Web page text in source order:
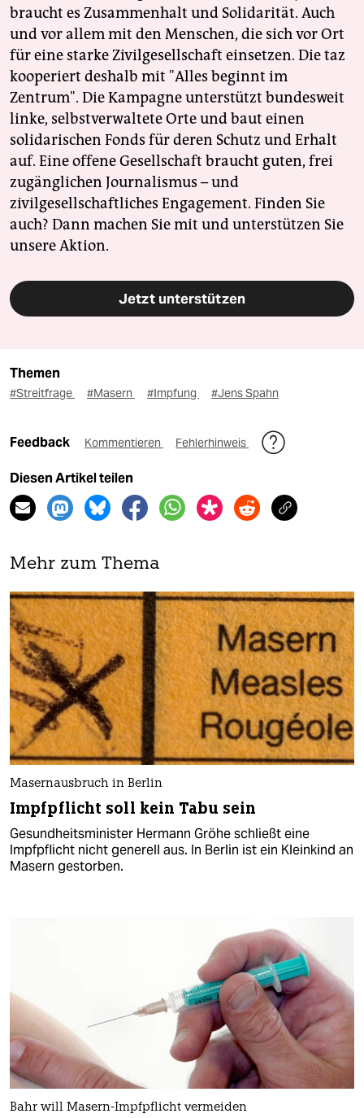
braucht es Zusammenhalt und Solidarität. Auch
und vor allem mit den Menschen, die sich vor Ort
für eine starke Zivilgesellschaft einsetzen. Die taz
kooperiert deshalb mit "Alles beginnt im
Zentrum". Die Kampagne unterstützt bundesweit
linke, selbstverwaltete Orte und baut einen
solidarischen Fonds für deren Schutz und Erhalt
auf. Eine offene Gesellschaft braucht guten, frei
zugänglichen Journalismus – und
zivilgesellschaftliches Engagement. Finden Sie
auch? Dann machen Sie mit und unterstützen Sie
unsere Aktion.
Jetzt unterstützen
Themen
#Streitfrage #Masern #Impfung #Jens Spahn
Feedback Kommentieren Fehlerhinweis
Diesen Artikel teilen
Mehr zum Thema
Masernausbruch in Berlin
Impfpflicht soll kein Tabu sein
Gesundheitsminister Hermann Gröhe schließt eine
Impfpflicht nicht generell aus. In Berlin ist ein Kleinkind an
Masern gestorben.
Bahr will Masern-Impfpflicht vermeiden